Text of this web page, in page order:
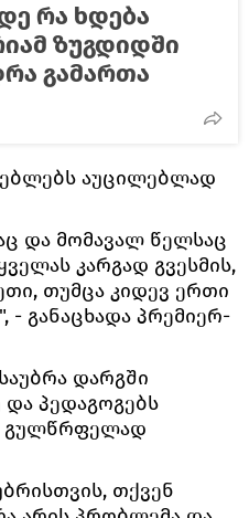
რა ხდება
ზუგდიდში
გამართა
აუცილებლად
და მომავალ წელსაც
კარგად გვესმის,
თუმცა კიდევ ერთი
- განაცხადა პრემიერ-
დარგში
და პედაგოგებს
გულწრფელად
თქვენ